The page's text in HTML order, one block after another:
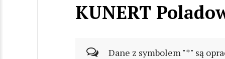
KUNERT
Dane z symbolem "*" są